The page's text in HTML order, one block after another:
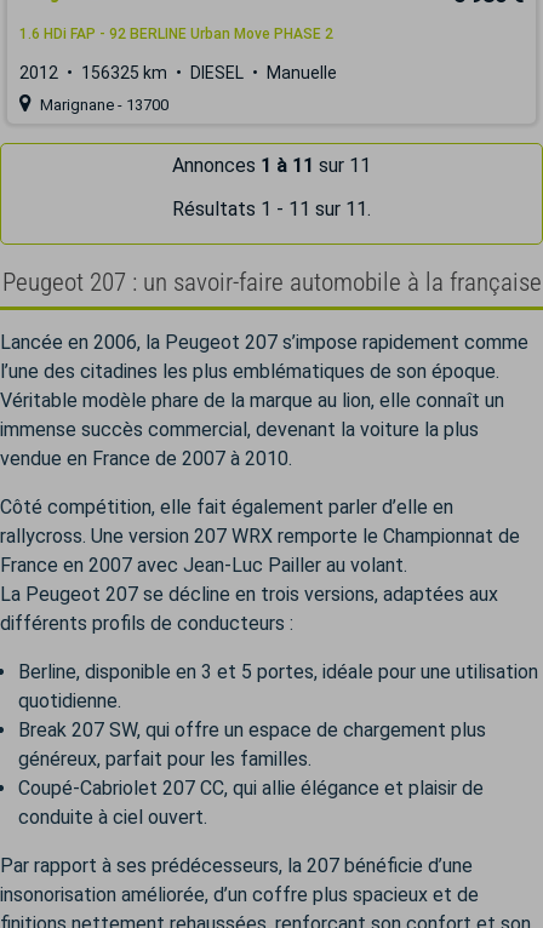
1.6 HDi FAP - 92 BERLINE Urban Move PHASE 2
2012 156325 km DIESEL Manuelle
Marignane - 13700
Annonces 1 à 11 sur 11
Résultats 1 - 11 sur 11.
Peugeot 207 : un savoir-faire automobile à la française
Lancée en 2006, la Peugeot 207 s’impose rapidement comme
l’une des citadines les plus emblématiques de son époque.
Véritable modèle phare de la marque au lion, elle connaît un
immense succès commercial, devenant la voiture la plus
vendue en France de 2007 à 2010.
Côté compétition, elle fait également parler d’elle en
rallycross. Une version 207 WRX remporte le Championnat de
France en 2007 avec Jean-Luc Pailler au volant.
La Peugeot 207 se décline en trois versions, adaptées aux
différents profils de conducteurs :
Berline, disponible en 3 et 5 portes, idéale pour une utilisation
quotidienne.
Break 207 SW, qui offre un espace de chargement plus
généreux, parfait pour les familles.
Coupé-Cabriolet 207 CC, qui allie élégance et plaisir de
conduite à ciel ouvert.
Par rapport à ses prédécesseurs, la 207 bénéficie d’une
insonorisation améliorée, d’un coffre plus spacieux et de